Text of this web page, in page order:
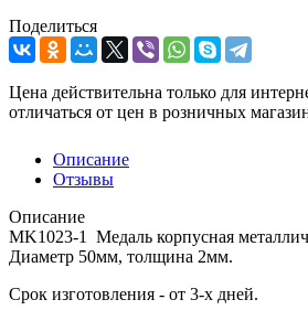
Поделиться
Цена действительна только для
отличаться от цен в розничных
Описание
Отзывы
Описание
MK1023-1 Медаль корпусная
Диаметр 50мм, толщина 2мм.
Срок изготовления - от 3-х дней.